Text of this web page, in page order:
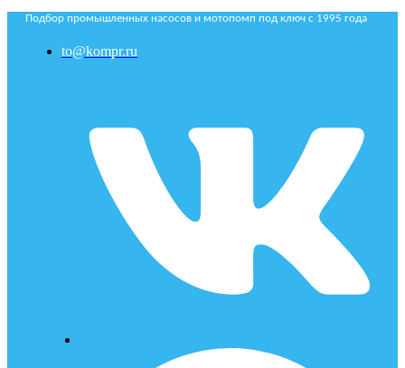
Подбор промышленных насосов и мотопомп под ключ с 1995 года
to@kompr.ru